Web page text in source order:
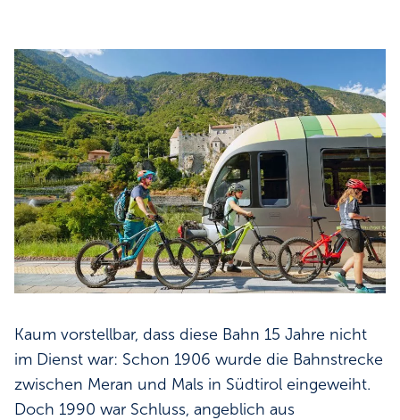
Kaum vorstellbar, dass diese Bahn 15 Jahre nicht
im Dienst war: Schon 1906 wurde die Bahnstrecke
zwischen Meran und Mals in Südtirol eingeweiht.
Doch 1990 war Schluss, angeblich aus